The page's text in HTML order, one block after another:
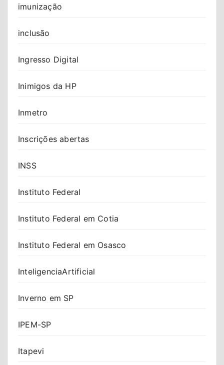
imunização
inclusão
Ingresso Digital
Inimigos da HP
Inmetro
Inscrições abertas
INSS
Instituto Federal
Instituto Federal em Cotia
Instituto Federal em Osasco
InteligenciaArtificial
Inverno em SP
IPEM-SP
Itapevi